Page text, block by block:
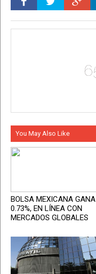
You May Also Like
BOLSA MEXICANA GANA
0.73%, EN LÍNEA CON
MERCADOS GLOBALES